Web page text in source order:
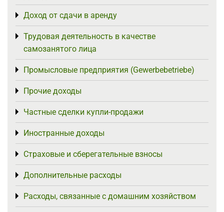
Доход от сдачи в аренду
Toggle menu
Трудовая деятельность в качестве
самозанятого лица
Toggle menu
Промысловые предприятия (Gewerbebetriebe)
Toggle menu
Прочие доходы
Toggle menu
Частные сделки купли-продажи
Toggle menu
Иностранные доходы
Toggle menu
Страховые и сберегательные взносы
Toggle menu
Дополнительные расходы
Toggle menu
Расходы, связанные с домашним хозяйством
Toggle menu